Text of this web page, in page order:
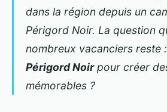
dans la région depuis un
Périgord Noir. La question
nombreux vacanciers reste :
Périgord Noirpour créer
mémorables ?